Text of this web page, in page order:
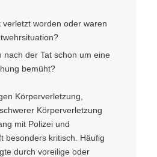
verletzt worden oder waren
nach der Tat schon um eine
bemüht?
Körperverletzung,
Körperverletzung
mit Polizei und
besonders kritisch. Häufig
durch voreilige oder